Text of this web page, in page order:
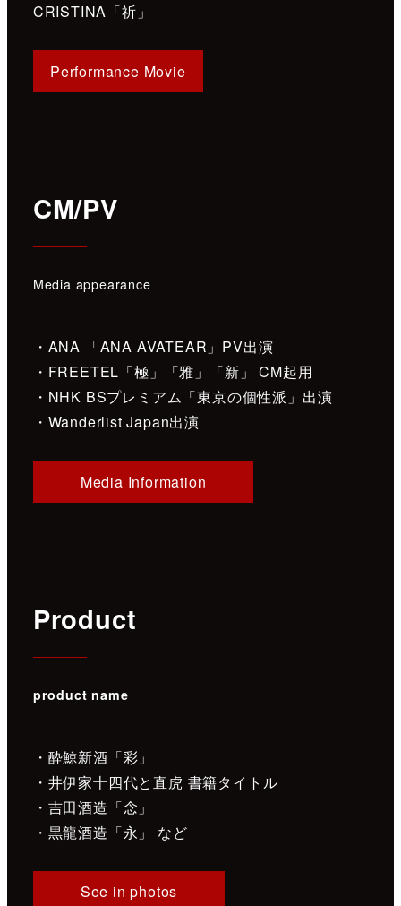
CRISTINA「祈」
Performance Movie
CM/PV
Media appearance
・ANA 「ANA AVATEAR」PV出演
・FREETEL「極」「雅」「新」 CM起用
・NHK BSプレミアム「東京の個性派」出演
・Wanderlist Japan出演
Media Information
Product
product name
・酔鯨新酒「彩」
・井伊家十四代と直虎 書籍タイトル
・吉田酒造「念」
・黒龍酒造「永」 など
See in photos